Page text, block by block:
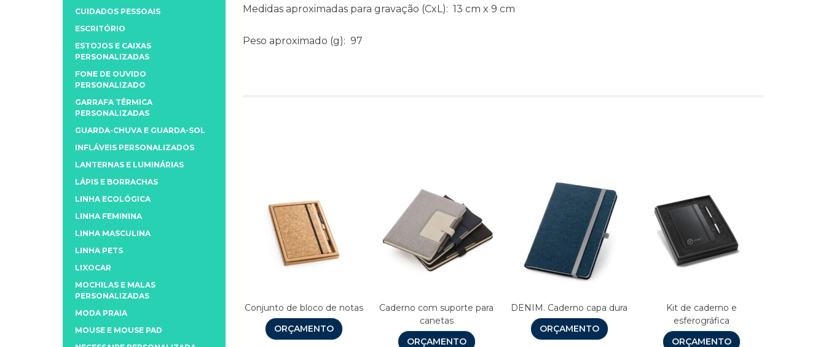
Medidas aproximadas para gravação (CxL): 13 cm x 9 cm
Peso aproximado (g): 97
Conjunto de bloco de notas
ORÇAMENTO
Caderno com suporte para
canetas
ORÇAMENTO
DENIM. Caderno capa dura
ORÇAMENTO
Kit de caderno e
esferográfica
ORÇAMENTO
CUIDADOS PESSOAIS
ESCRITÓRIO
ESTOJOS E CAIXAS
PERSONALIZADAS
FONE DE OUVIDO
PERSONALIZADO
GARRAFA TÉRMICA
PERSONALIZADAS
GUARDA-CHUVA E GUARDA-SOL
INFLÁVEIS PERSONALIZADOS
LANTERNAS E LUMINÁRIAS
LÁPIS E BORRACHAS
LINHA ECOLÓGICA
LINHA FEMININA
LINHA MASCULINA
LINHA PETS
LIXOCAR
MOCHILAS E MALAS
PERSONALIZADAS
MODA PRAIA
MOUSE E MOUSE PAD